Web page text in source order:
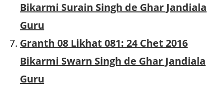
Bikarmi Surain Singh de Ghar Jandiala
Guru
Granth 08 Likhat 081: 24 Chet 2016
Bikarmi Swarn Singh de Ghar Jandiala
Guru